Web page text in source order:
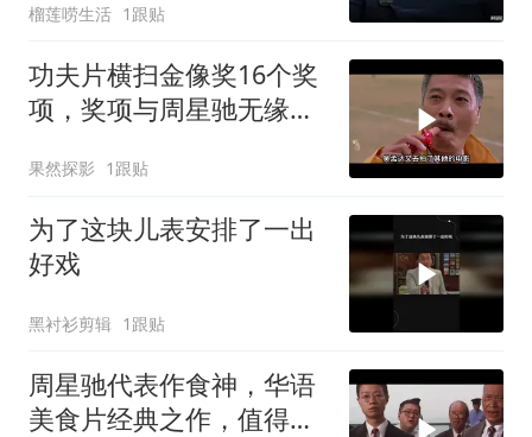
榴莲唠生活 1跟贴
功夫片横扫金像奖16个奖
项，奖项与周星驰无缘，
果然探影 1跟贴
为了这块儿表安排了一出
好戏
黑衬衫剪辑 1跟贴
周星驰代表作食神，华语
美食片经典之作，值得深